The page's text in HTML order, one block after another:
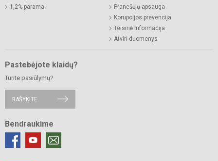
1,2% parama
Pranešėjų apsauga
Korupcijos prevencija
Teisinė informacija
Atviri duomenys
Pastebėjote klaidų?
Turite pasiūlymų?
RAŠYKITE
Bendraukime